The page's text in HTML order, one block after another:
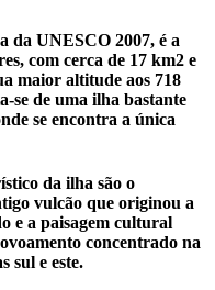
da UNESCO 2007, é a
com cerca de 17 km2 e
maior altitude aos 718
se de uma ilha bastante
se encontra a única
da ilha são o
vulcão que originou a
e a paisagem cultural
concentrado na
sul e este.